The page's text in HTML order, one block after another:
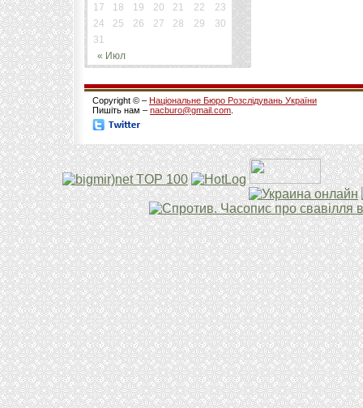
« Июл
17
18 19 20 21 22
23
24
25 26 27 28 29
30
31
Copyright © – Національне Бюро Розслідувань України
Пишіть нам – nacburo@gmail.com